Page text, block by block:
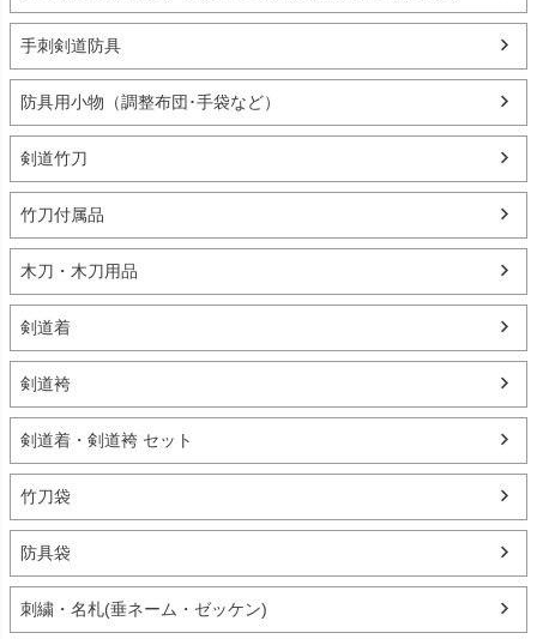
手刺剣道防具
防具用小物（調整布団･手袋など）
剣道竹刀
竹刀付属品
木刀・木刀用品
剣道着
剣道袴
剣道着・剣道袴 セット
竹刀袋
防具袋
刺繍・名札(垂ネーム・ゼッケン)